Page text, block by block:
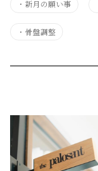
・ 新月の願い事
・ 骨盤調整